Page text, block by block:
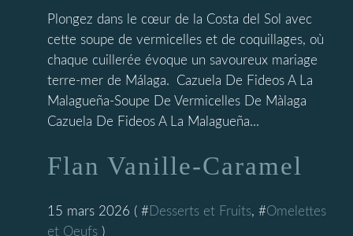
Plongez dans le cœur de la Costa del Sol avec
cette soupe de vermicelles et de coquillages, où
chaque cuillerée évoque un savoureux mariage
terre-mer de Málaga. Cazuela De Fideos A La
Malagueña-Soupe De Vermicelles De Màlaga
Cazuela De Fideos A La Malagueña...
Flan Vanille-Caramel
15 mars 2026 ( # Desserts et Fruits, #Omelettes
et Oeufs )